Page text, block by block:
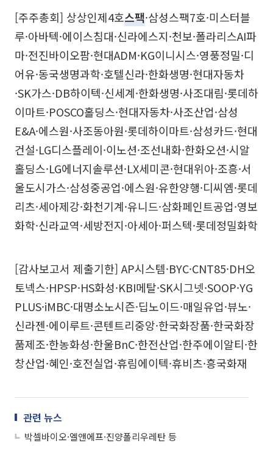
[주주총회] 상상인제4호스팩·삼성스팩7호·미스터블
루·아바텍·에이스침대·신라에스지·천보·폴라리스AI파
마·전진바이오팜·현대ADM·KG이니시스·영풍정밀·디
어유·동국생명과학·호텔신라·한화생명·현대자동차
·SK가스·DB하이텍·신세계·한화생명·사조대림·롯데하
이마트·POSCO홀딩스·현대자동차·사조산업·삼성
E&A·에스원·사조동아원·롯데하이마트·삼성카드·현대
건설·LG디스플레이·이노션·조선내화·한화오션·시알
홀딩스·LG에너지솔루션·LX세미콘·현대위아·조흥·서
울도시가스·삼성중공업·에스원·유한양행·디씨엠·롯데
리츠·세아제강·화천기계·유니드·삼화페인트공업·영보
화학·신라교역·세방전지·아세아·퍼스텍·롯데정밀화학
[감사보고서 제출기한] AP시스템·BYC·CNT85·DH오
토넥스·HPSP·HS화성·KBI메탈·SK시그넷·SOOP·YG
PLUS·iMBC·대명소노시즌·딥노이드·매일유업·뷰노·
신라젠·에이루트·콘텐트리중앙·한국화장품·한국화장
품제조·한농화성·한울BnC·한전산업·한주에이알티·한
창산업·혜인·호전실업·휴림에이텍·휴비츠·흥국화재
관련 뉴스
박셀바이오·엘앤에프·진양폴리우레탄 등